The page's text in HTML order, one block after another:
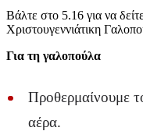
Βάλτε στο 5.16 για να
Χριστουγεννιάτικη
Για τη γαλοπούλα
Προθερμαίνουμε
αέρα.